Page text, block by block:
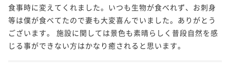
食事時に変えてくれました。いつも生物が食べれず、お刺身
等は僕が食べてたので妻も大変喜んでいました。ありがとう
ございます。 施設に関しては景色も素晴らしく普段自然を感
じる事ができない方はかなり癒されると思います。